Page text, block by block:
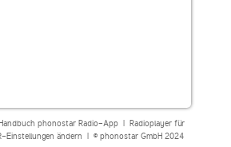
phonostar Radio-App| Radioplayer für
Einstellungen ändern | © phonostar GmbH 2024